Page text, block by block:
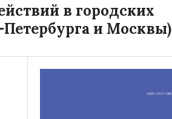
в городских
и Москвы)